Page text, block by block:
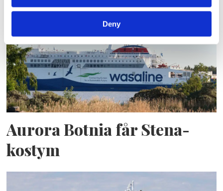
Deny
Aurora Botnia får Stena-
kostym